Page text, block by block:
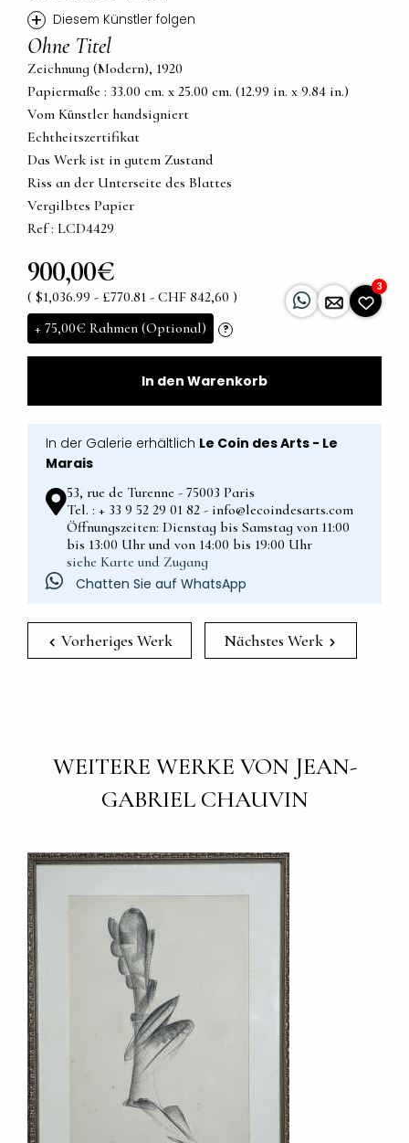
+ Diesem Künstler folgen
Ohne Titel
Zeichnung (Modern), 1920
Papiermaße : 33.00 cm. x 25.00 cm. (12.99 in. x 9.84 in.)
Vom Künstler handsigniert
Echtheitszertifikat
Das Werk ist in gutem Zustand
Riss an der Unterseite des Blattes
Vergilbtes Papier
Ref : LCD4429
900,00€
( $1,036.99 - £770.81 - CHF 842,60 )
+ 75,00€ Rahmen (Optional) ?
3
In den Warenkorb
In der Galerie erhältlich Le Coin des Arts - Le
Marais
53, rue de Turenne - 75003 Paris
Tel. : + 33 9 52 29 01 82 - info@lecoindesarts.com
Öffnungszeiten: Dienstag bis Samstag von 11:00
bis 13:00 Uhr und von 14:00 bis 19:00 Uhr
siehe Karte und Zugang
Chatten Sie auf WhatsApp
Vorheriges Werk Nächstes Werk
WEITERE WERKE VON JEAN-
GABRIEL CHAUVIN